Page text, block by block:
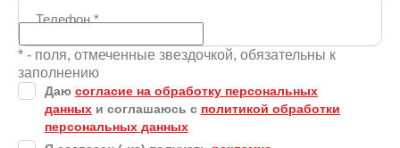
Телефон*
* - поля, отмеченные звездочкой, обязательны к
заполнению
Даю согласие на обработку персональных
данных и соглашаюсь с политикой обработки
персональных данных